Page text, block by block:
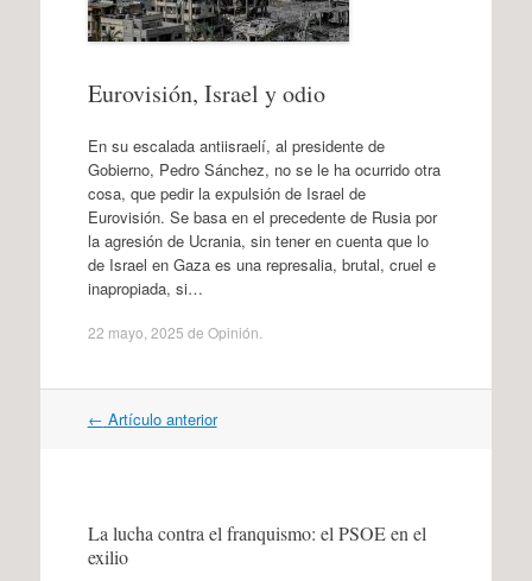
Eurovisión, Israel y odio
En su escalada antiisraelí, al presidente de
Gobierno, Pedro Sánchez, no se le ha ocurrido otra
cosa, que pedir la expulsión de Israel de
Eurovisión. Se basa en el precedente de Rusia por
la agresión de Ucrania, sin tener en cuenta que lo
de Israel en Gaza es una represalia, brutal, cruel e
inapropiada, si…
22 mayo, 2025 de Opinión
Navegación
← Artículo anterior
La lucha contra el franquismo: el PSOE en el
exilio